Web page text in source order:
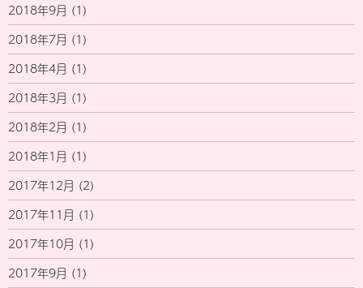
2018年9月 (1)
2018年7月 (1)
2018年4月 (1)
2018年3月 (1)
2018年2月 (1)
2018年1月 (1)
2017年12月 (2)
2017年11月 (1)
2017年10月 (1)
2017年9月 (1)